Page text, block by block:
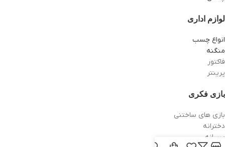
لوازم اداری
انواع چسب
منگنه
فاکتور
پرینتر
بازی فکری
بازی های ساختنی
دخترانه
پسرانه